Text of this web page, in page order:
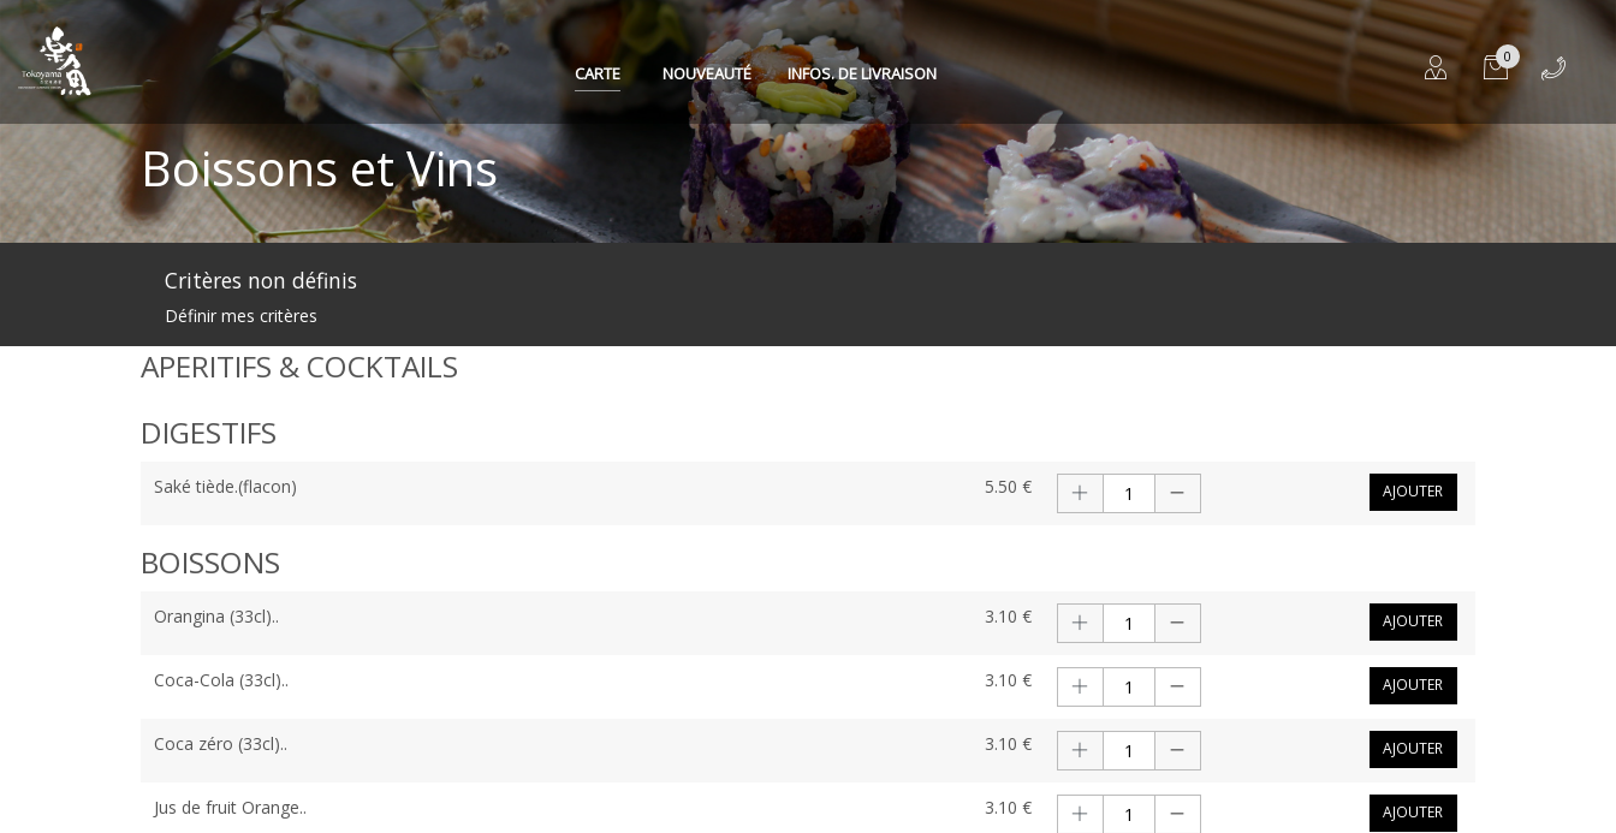
CARTE NOUVEAUTÉ INFOS. DE LIVRAISON
0
Boissons et Vins
Critères non définis
Définir mes critères
APERITIFS & COCKTAILS
DIGESTIFS
Saké tiède.(flacon) 5.50 € AJOUTER
BOISSONS
Orangina (33cl).. 3.10 € AJOUTER
Coca-Cola (33cl).. 3.10 € AJOUTER
Coca zéro (33cl).. 3.10 € AJOUTER
Jus de fruit Orange.. 3.10 € AJOUTER